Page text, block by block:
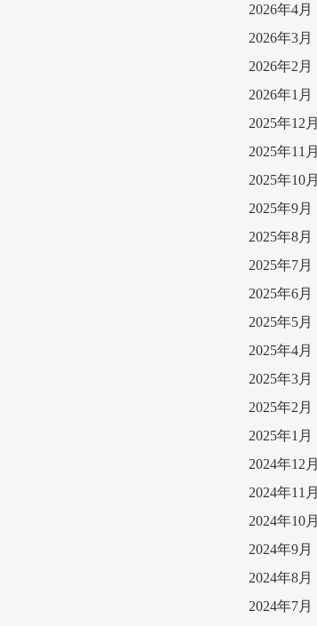
2026年4月
2026年3月
2026年2月
2026年1月
2025年12月
2025年11月
2025年10月
2025年9月
2025年8月
2025年7月
2025年6月
2025年5月
2025年4月
2025年3月
2025年2月
2025年1月
2024年12月
2024年11月
2024年10月
2024年9月
2024年8月
2024年7月